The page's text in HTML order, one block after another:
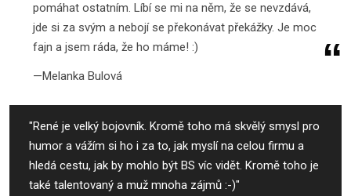
pomáhat ostatním. Líbí se mi na něm, že se nevzdává,
jde si za svým a nebojí se překonávat překážky. Je moc
fajn a jsem ráda, že ho máme! :)
Melanka Bulová
"René je velký bojovník. Kromě toho má skvělý smysl pro
humor a vážím si ho i za to, jak myslí na celou firmu a
hledá cestu, jak by mohlo být BS víc vidět. Kromě toho je
také talentovaný a muž mnoha zájmů :-)"